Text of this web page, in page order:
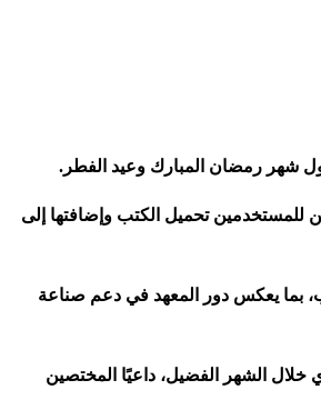
.
للمستخدمين تحميل الكتب وإضافتها إلى
بما يعكس دور المعهد في دعم صناعة
خلال الشهر الفضيل، داعيًا المختصين